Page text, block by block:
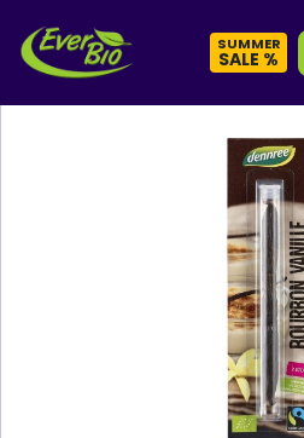
SUMMER
SALE %